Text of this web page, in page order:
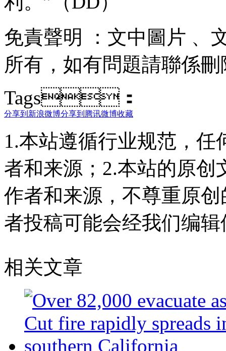
免責聲明 ：文中圖片
所有，如有問題請聯係刪除
Tags：
分享到新浪微博分享到腾讯微博收藏
1.本站遵循行业规范，
者和来源；2.本站的原
作者和来源，不尊重原
者投稿可能会经我们编
相关文章